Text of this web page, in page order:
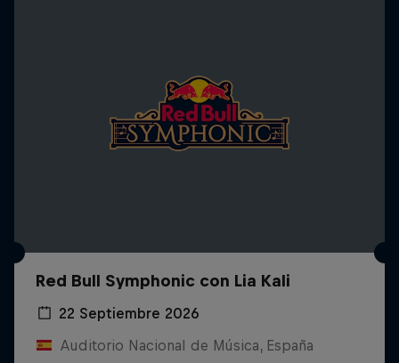
Red Bull Symphonic con Lia Kali
22 Septiembre 2026
Auditorio Nacional de Música, España